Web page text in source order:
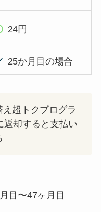
24円
25か月目の場合
超トクプログラ
返却すると支払い
目〜47ヶ月目